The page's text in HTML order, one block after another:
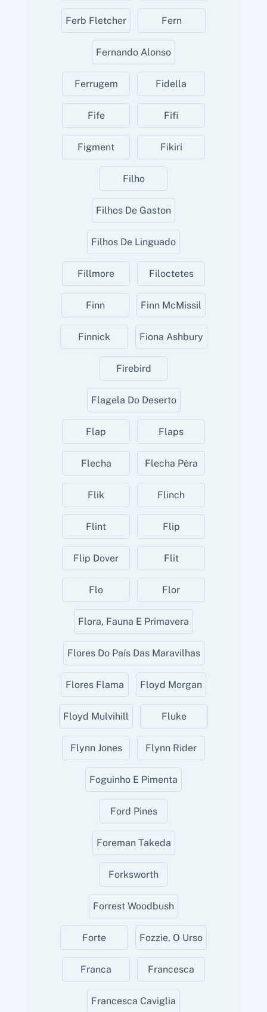
Ferb Fletcher Fern
Fernando Alonso
Ferrugem Fidella
Fife Fifi
Figment Fikiri
Filho
Filhos De Gaston
Filhos De Linguado
Fillmore Filoctetes
Finn Finn McMissil
Finnick Fiona Ashbury
Firebird
Flagela Do Deserto
Flap Flaps
Flecha Flecha Pêra
Flik Flinch
Flint Flip
Flip Dover Flit
Flo Flor
Flora, Fauna E Primavera
Flores Do País Das Maravilhas
Flores Flama Floyd Morgan
Floyd Mulvihill Fluke
Flynn Jones Flynn Rider
Foguinho E Pimenta
Ford Pines
Foreman Takeda
Forksworth
Forrest Woodbush
Forte Fozzie, O Urso
Franca Francesca
Francesca Caviglia